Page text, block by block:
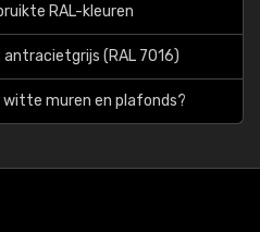
RAL-kleuren
antracietgrijs (RAL 7016)
witte muren en plafonds?